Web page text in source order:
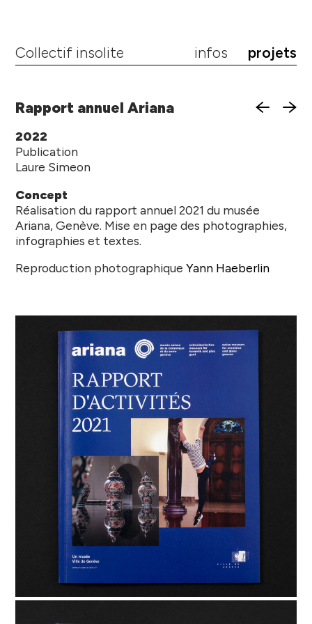
Collectif insolite infos projets
Rapport annuel Ariana
2022
Publication
Laure Simeon
Concept
Réalisation du rapport annuel 2021 du musée
Ariana, Genève. Mise en page des photographies,
infographies et textes.
Reproduction photographiqueYann Haeberlin